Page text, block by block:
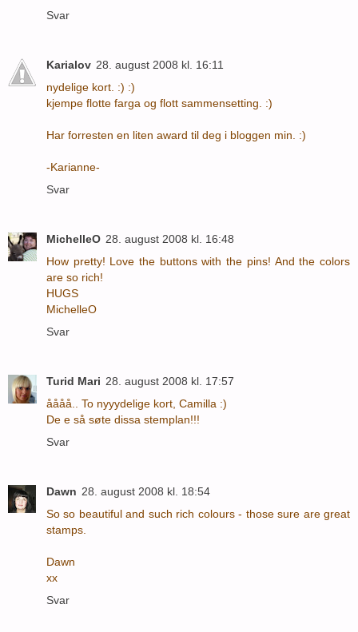
Svar
Karialov 28. august 2008 kl. 16:11
nydelige kort. :) :)
kjempe flotte farga og flott sammensetting. :)
Har forresten en liten award til deg i bloggen min. :)
-Karianne-
Svar
MichelleO 28. august 2008 kl. 16:48
How pretty! Love the buttons with the pins! And the colors
are so rich!
HUGS
MichelleO
Svar
Turid Mari 28. august 2008 kl. 17:57
åååå.. To nyyydelige kort, Camilla :)
De e så søte dissa stemplan!!!
Svar
Dawn 28. august 2008 kl. 18:54
So so beautiful and such rich colours - those sure are great
stamps.
Dawn
xx
Svar